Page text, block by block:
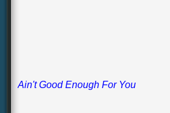
Ain't Good Enough For You